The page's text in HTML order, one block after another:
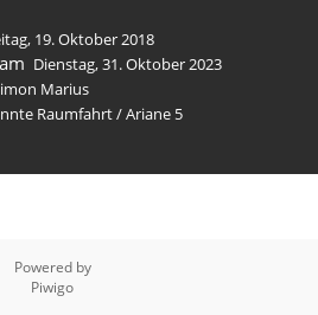
19. Oktober 2018
Dienstag, 31. Oktober 2023
Marius
Raumfahrt/Ariane 5
Powered by
Piwigo